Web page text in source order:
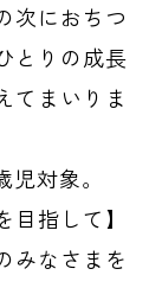
次におちつ
とりの成長
てまいりま
対象。
指して】
みなさまを